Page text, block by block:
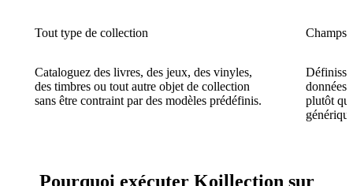
Tout type de collection
Cataloguez des livres, des jeux, des vinyles,
des timbres ou tout autre objet de collection
sans être contraint par des modèles prédéfinis.
Champs
données
plutôt
Pourquoi exécuter Koillection sur